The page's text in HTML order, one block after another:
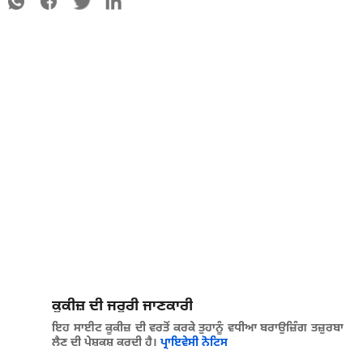
ਕੂਕੀਜ਼ ਦੀ ਜਰੂਰੀ ਜਾਣਕਾਰੀ
ਇਹ ਸਾਈਟ ਕੂਕੀਜ਼ ਦੀ ਵਰਤੋਂ ਕਰਕੇ ਤੁਹਾਨੂੰ ਵਧੀਆ ਬਰਾਉਜ਼ਿੰਗ ਤਜ਼ੁਰਬਾ
ਲੈਣ ਦੀ ਪੇਸ਼ਕਸ਼ ਕਰਦੀ ਹੈ।ਪ੍ਰਾਇਵੇਸੀ ਨੋਟਿਸ